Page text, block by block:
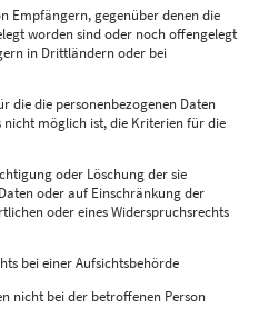
Empfängern, gegenüber denen die
worden sind oder noch offengelegt
in Drittländern oder bei
die die personenbezogenen Daten
nicht möglich ist, die Kriterien für die
oder Löschung der sie
oder auf Einschränkung der
oder eines Widerspruchsrechts
bei einer Aufsichtsbehörde
nicht bei der betroffenen Person